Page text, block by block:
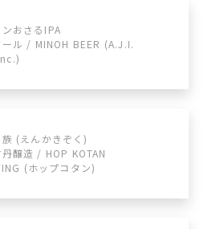
おさるIPA
ル / MINOH BEER (A.J.I.
(えんかきぞく)
醸造 / HOP KOTAN
(ホップコタン)